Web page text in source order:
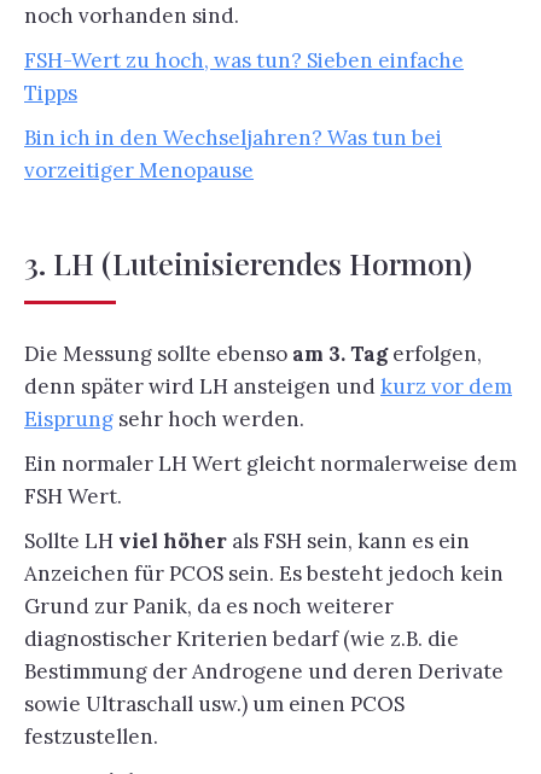
noch vorhanden sind.
FSH-Wert zu hoch, was tun? Sieben einfache
Tipps
Bin ich in den Wechseljahren? Was tun bei
vorzeitiger Menopause
3. LH (Luteinisierendes Hormon)
Die Messung sollte ebenso am 3. Tagerfolgen,
denn später wird LH ansteigen und kurz vor dem
Eisprung sehr hoch werden.
Ein normaler LH Wert gleicht normalerweise dem
FSH Wert.
Sollte LH viel höher als FSH sein, kann es ein
Anzeichen für PCOS sein. Es besteht jedoch kein
Grund zur Panik, da es noch weiterer
diagnostischer Kriterien bedarf (wie z.B. die
Bestimmung der Androgene und deren Derivate
sowie Ultraschall usw.) um einen PCOS
festzustellen.